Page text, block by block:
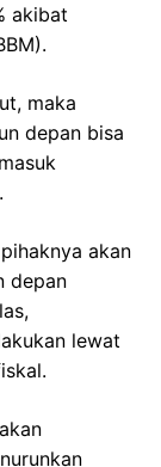
akibat
maka
depan bisa
akan
depan
lewat